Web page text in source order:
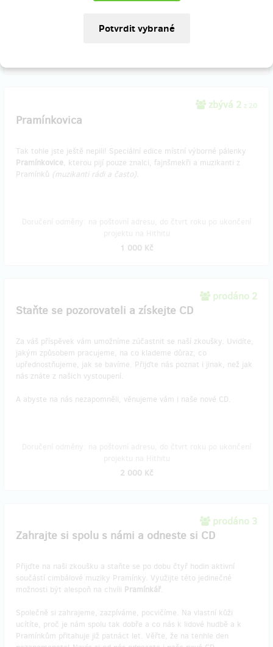
Doručení odměny: na poštovní adresu, do čtvrt roku po ukončení
zbývá 2 z 20
Pramínkovica
Tak tohle jste ještě nepili! Speciální edice místní výborné pálenky
Pramínkovice, kterou pijí pouze znalci, fajnšmekři a muzikanti z
Pramínků (muzikanti rádi a často).
1 000 Kč
prodáno 2
Staňte se pozorovateli a získejte CD
Za váš příspěvek vám umožníme zúčastnit se naší zkoušky. Uvidíte,
jakým způsobem pracujeme, na co klademe důraz, co
upřednostňujeme, jak se bavíme. Přijďte nás poznat i jinak, než jak
nás znáte z našich vystoupení.
A abyste na nás nezapomněli, věnujeme vám i naše nové CD.
2 000 Kč
prodáno 3
Zahrajte si spolu s námi a odneste si CD
Přijďte na naši zkoušku a staňte se po dobu čtyř hodin aktivní
součástí cimbálové muziky Pramínky. Využijte této jedinečné
možnosti být alespoň na chvíli Pramínkář.
Společně si zahrajeme, zazpíváme, pocvičíme. Na vlastní kůži
ucítíte, proč je nám spolu tak dobře a co nás k lidové hudbě a k
Pramínkům přitahuje již patnáct let. Věřte, že na tenhle den